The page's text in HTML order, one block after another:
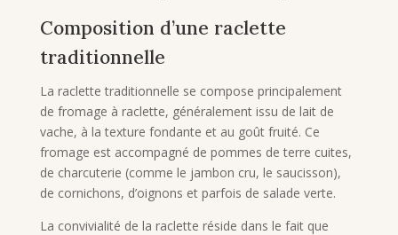
Composition d’une raclette
traditionnelle
La raclette traditionnelle se compose principalement
de fromage à raclette, généralement issu de lait de
vache, à la texture fondante et au goût fruité. Ce
fromage est accompagné de pommes de terre cuites,
de charcuterie (comme le jambon cru, le saucisson),
de cornichons, d’oignons et parfois de salade verte.
La convivialité de la raclette réside dans le fait que